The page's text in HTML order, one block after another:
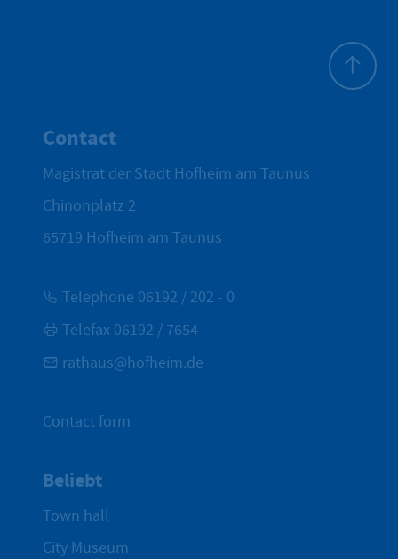
Contact
Magistrat der Stadt Hofheim am Taunus
Chinonplatz 2
65719 Hofheim am Taunus
Telephone 06192 / 202 - 0
Telefax 06192 / 7654
rathaus@hofheim.de
Contact form
Beliebt
Town hall
City Museum